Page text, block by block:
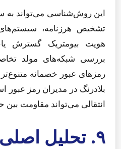
این روش‌شناسی می‌تواند به
تشخیص هرزنامه،
هویت بیومتریک گسترش
رمزهای عبور خصمانه
بلادرنگ در مدیران رمز عبور
انتقالی می‌تواند مقاومت بین
۹. تحلیل اصلی